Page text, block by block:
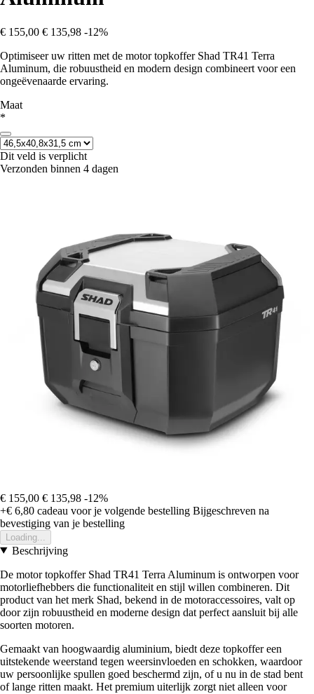
€ 155,00 € 135,98 -12%
Optimiseer uw ritten met de motor topkoffer Shad TR41 Terra
Aluminum, die robuustheid en modern design combineert voor een
ongeëvenaarde ervaring.
Maat
*
Dit veld is verplicht
Verzonden binnen 4 dagen
€ 155,00 € 135,98 -12%
+€ 6,80 cadeau voor je volgende bestelling Bijgeschreven na
bevestiging van je bestelling
Loading...
Beschrijving
De motor topkoffer Shad TR41 Terra Aluminum is ontworpen voor
motorliefhebbers die functionaliteit en stijl willen combineren. Dit
product van het merk Shad, bekend in de motoraccessoires, valt op
door zijn robuustheid en moderne design dat perfect aansluit bij alle
soorten motoren.
Gemaakt van hoogwaardig aluminium, biedt deze topkoffer een
uitstekende weerstand tegen weersinvloeden en schokken, waardoor
uw persoonlijke spullen goed beschermd zijn, of u nu in de stad bent
of lange ritten maakt. Het premium uiterlijk zorgt niet alleen voor